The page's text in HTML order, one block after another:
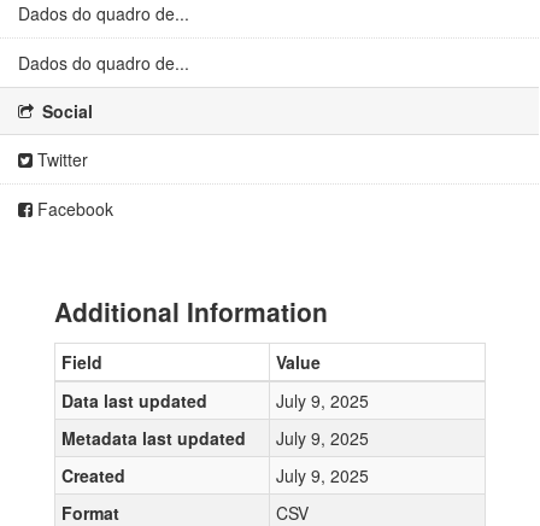
Dados do quadro de...
Dados do quadro de...
Social
Twitter
Facebook
Additional Information
Field
Value
Data last updated
July 9, 2025
Metadata last updated
July 9, 2025
Created
July 9, 2025
Format
CSV